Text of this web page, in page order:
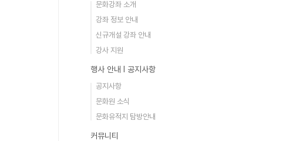
문화강좌 소개
강좌 정보 안내
신규개설 강좌 안내
강사 지원
행사 안내 Ι 공지사항
공지사항
문화원 소식
문화유적지 탐방안내
커뮤니티